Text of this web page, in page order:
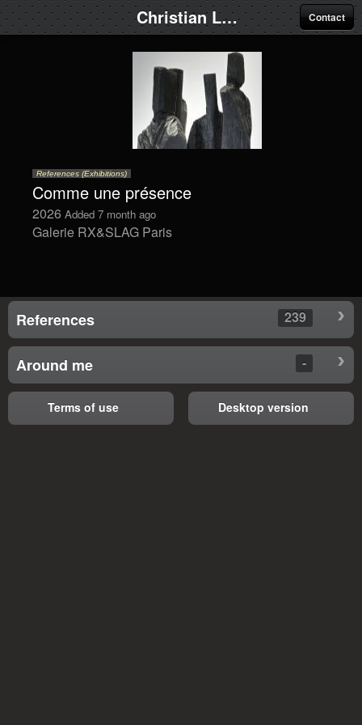
Christian Lapie Contact
References (Exhibitions)
Comme une présence
2026 Added 7 month ago
Galerie RX&SLAG Paris
References 239
Around me -
Terms of use Desktop version